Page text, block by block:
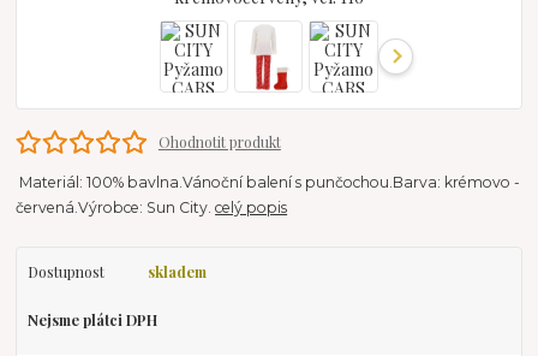
Ohodnotit produkt
Materiál: 100% bavlna.Vánoční balení s punčochou.Barva: krémovo -
červená.Výrobce: Sun City.celý popis
Dostupnost skladem
Nejsme plátci DPH